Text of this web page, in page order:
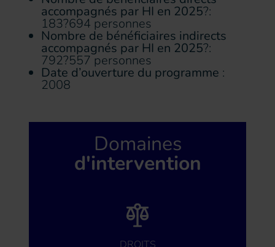
accompagnés par HI en 2025?:
183?694 personnes
Nombre de bénéficiaires indirects
accompagnés par HI en 2025?:
792?557 personnes
Date d’ouverture du programme :
2008
Domaines
d'intervention